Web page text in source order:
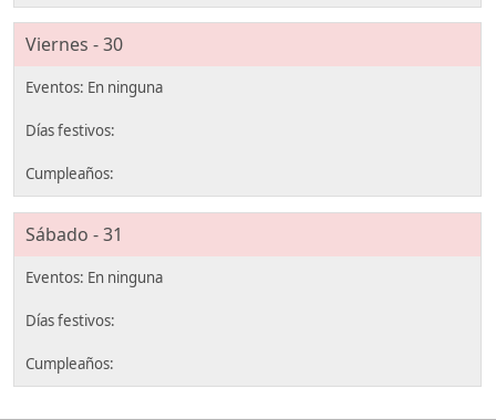
Viernes - 30
Sábado - 31